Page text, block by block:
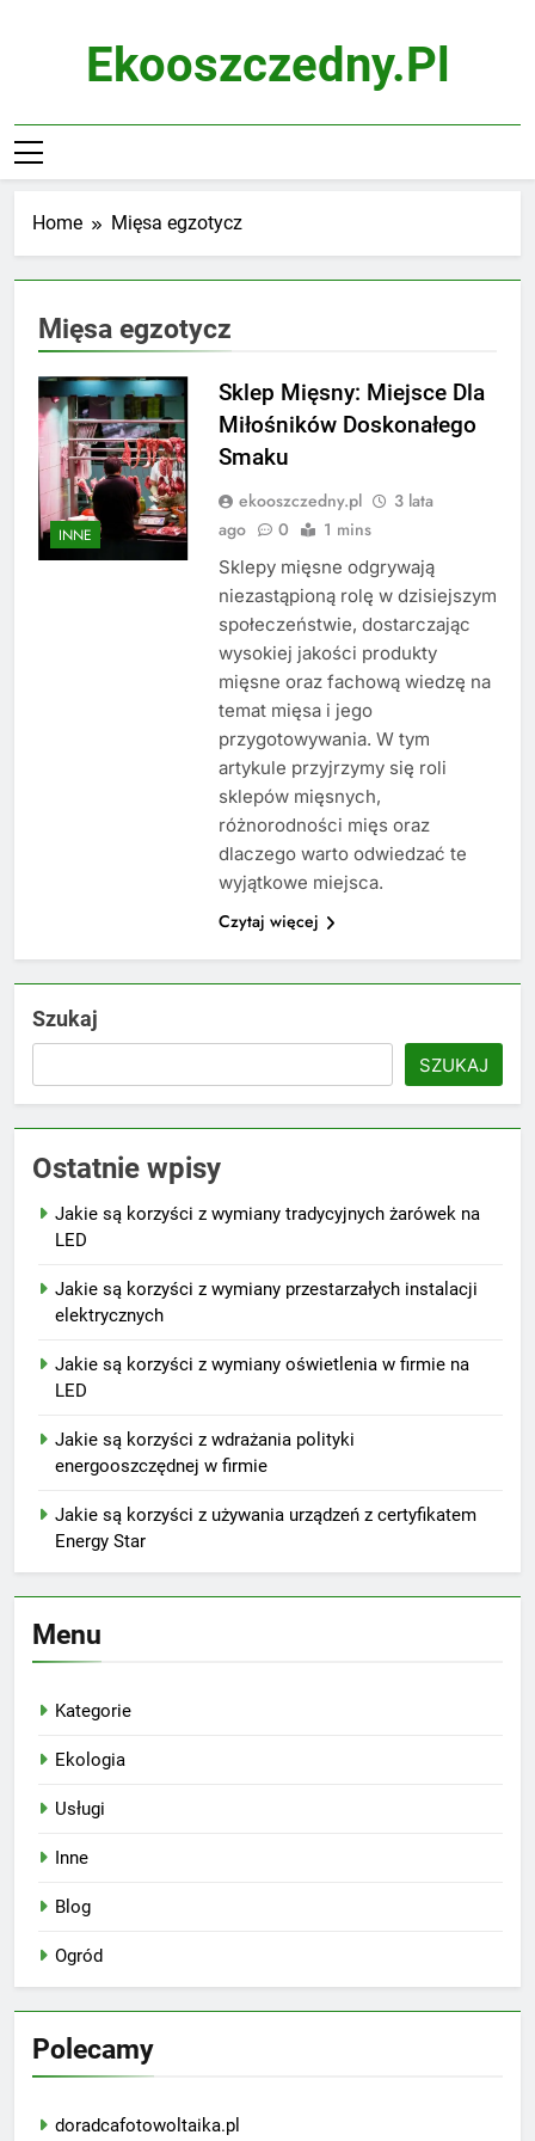
Ekooszczedny.pl
Home Mięsa egzotycz
Mięsa egzotycz
INNE
Sklep Mięsny: Miejsce Dla
Miłośników Doskonałego
Smaku
ekooszczedny.pl
3 lata
ago
0 1 mins
Sklepy mięsne odgrywają
niezastąpioną rolę w dzisiejszym
społeczeństwie, dostarczając
wysokiej jakości produkty
mięsne oraz fachową wiedzę na
temat mięsa i jego
przygotowywania. W tym
artykule przyjrzymy się roli
sklepów mięsnych,
różnorodności mięs oraz
dlaczego warto odwiedzać te
wyjątkowe miejsca.
Czytaj więcej
Szukaj
SZUKAJ
Ostatnie wpisy
Jakie są korzyści z wymiany tradycyjnych żarówek na
LED
Jakie są korzyści z wymiany przestarzałych instalacji
elektrycznych
Jakie są korzyści z wymiany oświetlenia w firmie na
LED
Jakie są korzyści z wdrażania polityki
energooszczędnej w firmie
Jakie są korzyści z używania urządzeń z certyfikatem
Energy Star
Menu
Kategorie
Ekologia
Usługi
Inne
Blog
Ogród
Polecamy
doradcafotowoltaika.pl